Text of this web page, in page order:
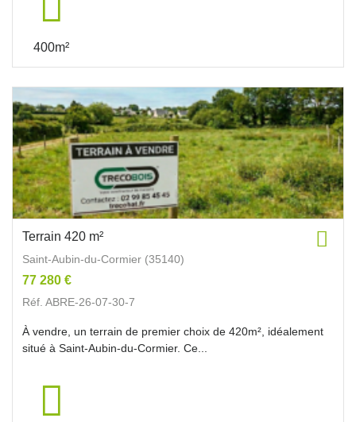
400m²
Terrain 420 m²
Saint-Aubin-du-Cormier (35140)
77 280 €
Réf. ABRE-26-07-30-7
À vendre, un terrain de premier choix de 420m², idéalement
situé à Saint-Aubin-du-Cormier. Ce...